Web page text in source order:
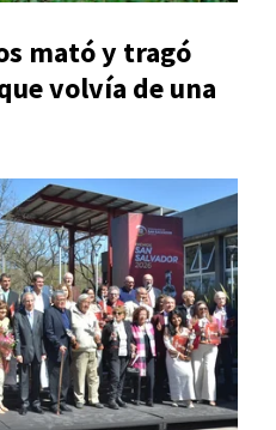
mató y tragó
volvía de una